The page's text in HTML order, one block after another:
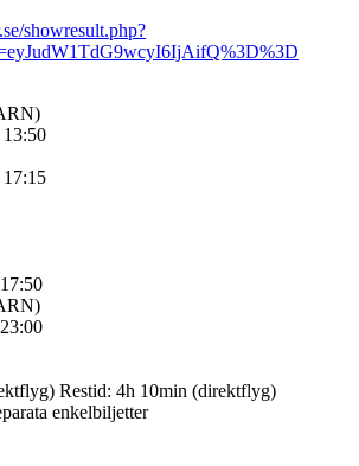
showresult.php?
Restid: 4h 10min (direktflyg)
enkelbiljetter